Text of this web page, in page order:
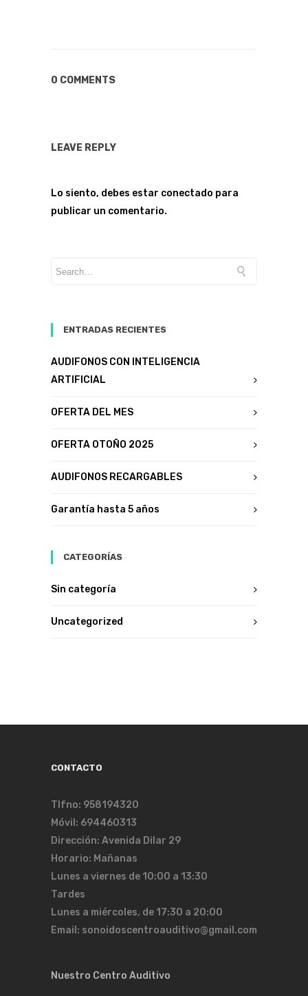
0 COMMENTS
LEAVE REPLY
Lo siento, debes estar conectado para
publicar un comentario.
ENTRADAS RECIENTES
AUDIFONOS CON INTELIGENCIA
ARTIFICIAL
OFERTA DEL MES
OFERTA OTOÑO 2025
AUDIFONOS RECARGABLES
Garantía hasta 5 años
CATEGORÍAS
Sin categoría
Uncategorized
CONTACTO
Tlfno: 958194320
Móvil: 694460313
Dirección: Avenida Dilar 29
Horario: Mañanas
Lunes a viernes de 10:00 a 13:30
Tardes
Lunes a miércoles, de 17:30 a 20:00
Email: sonoidoscentroauditivo@gmail.com
Nuestro Centro Auditivo